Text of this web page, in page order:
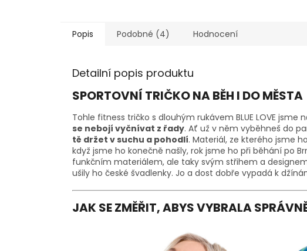
Popis Podobné (4) Hodnocení
Detailní popis produktu
SPORTOVNÍ TRIČKO NA BĚH I DO MĚSTA
Tohle fitness tričko s dlouhým rukávem BLUE LOVE jsme
se nebojí vyčnívat z řady. Ať už v něm vyběhneš do
tě držet v suchu a pohodlí. Materiál, ze kterého jsme
když jsme ho konečně našly, rok jsme ho při běhání po
funkčním materiálem, ale taky svým střihem a
ušily ho české švadlenky. Jo a dost dobře vypadá k
JAK SE ZMĚŘIT, ABYS VYBRALA